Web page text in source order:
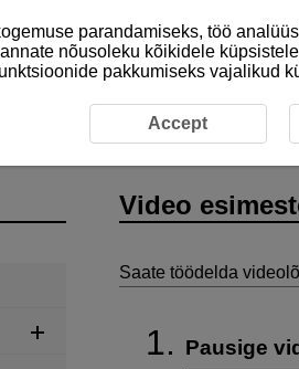
esimeste ja viimaste kaadrite
Video
Saate töödelda
Pausige
parandamiseks, töö
nõusoleku kõikidele
pakkumiseks vajalikud
Accept